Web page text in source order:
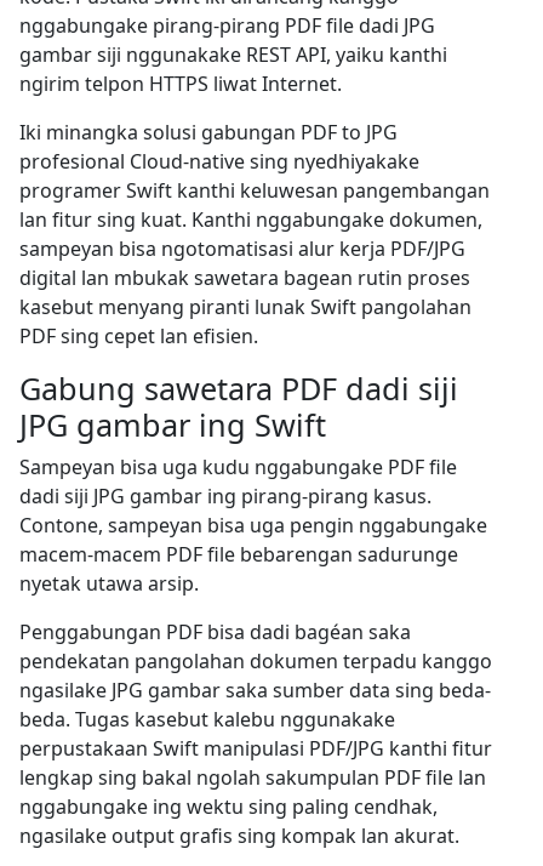
nggabungake pirang-pirang PDF file dadi JPG
gambar siji nggunakake REST API, yaiku kanthi
ngirim telpon HTTPS liwat Internet.
Iki minangka solusi gabungan PDF to JPG
profesional Cloud-native sing nyedhiyakake
programer Swift kanthi keluwesan pangembangan
lan fitur sing kuat. Kanthi nggabungake dokumen,
sampeyan bisa ngotomatisasi alur kerja PDF/JPG
digital lan mbukak sawetara bagean rutin proses
kasebut menyang piranti lunak Swift pangolahan
PDF sing cepet lan efisien.
Gabung sawetara PDF dadi siji
JPG gambar ing Swift
Sampeyan bisa uga kudu nggabungake PDF file
dadi siji JPG gambar ing pirang-pirang kasus.
Contone, sampeyan bisa uga pengin nggabungake
macem-macem PDF file bebarengan sadurunge
nyetak utawa arsip.
Penggabungan PDF bisa dadi bagéan saka
pendekatan pangolahan dokumen terpadu kanggo
ngasilake JPG gambar saka sumber data sing beda-
beda. Tugas kasebut kalebu nggunakake
perpustakaan Swift manipulasi PDF/JPG kanthi fitur
lengkap sing bakal ngolah sakumpulan PDF file lan
nggabungake ing wektu sing paling cendhak,
ngasilake output grafis sing kompak lan akurat.